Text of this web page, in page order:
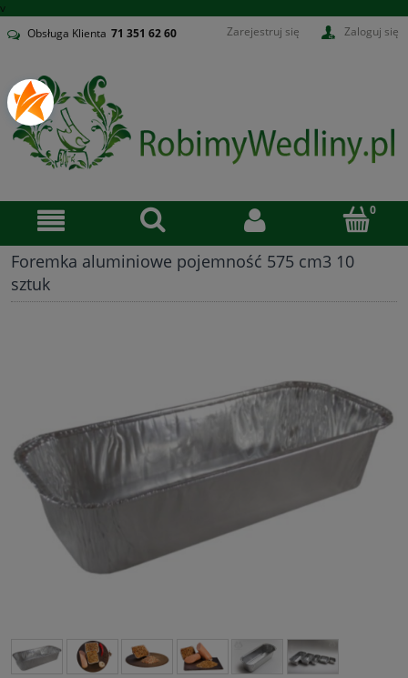
v
Obsługa Klienta 71 351 62 60 Zarejestruj się Zaloguj się
Foremka aluminiowe pojemność 575 cm3 10
sztuk